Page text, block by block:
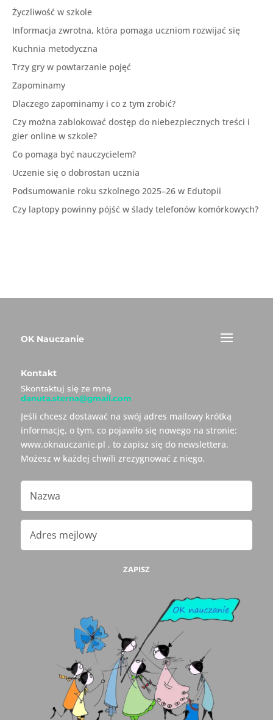
Życzliwość w szkole
Informacja zwrotna, która pomaga uczniom rozwijać się
Kuchnia metodyczna
Trzy gry w powtarzanie pojęć
Zapominamy
Dlaczego zapominamy i co z tym zrobić?
Czy można zablokować dostęp do niebezpiecznych treści i
gier online w szkole?
Co pomaga być nauczycielem?
Uczenie się o dobrostan ucznia
Podsumowanie roku szkolnego 2025–26 w Edutopii
Czy laptopy powinny pójść w ślady telefonów komórkowych?
OK Nauczanie
Kontakt
Skontaktuj się ze mną
danuta.sterna@gmail.com
Jeśli chcesz dostawać na swój adres mailowy krótką
informację, o tym, co pojawiło się nowego na stronie:
www.oknauczanie.pl , to zapisz się do newslettera.
Możesz w każdej chwili zrezygnować z niego.
ZAPISZ